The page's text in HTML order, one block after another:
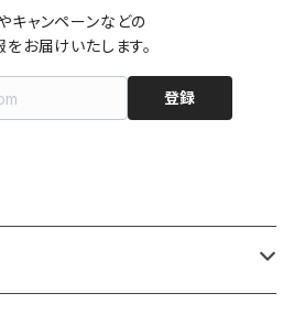
キャンペーンなどの
お届けいたします。
登録